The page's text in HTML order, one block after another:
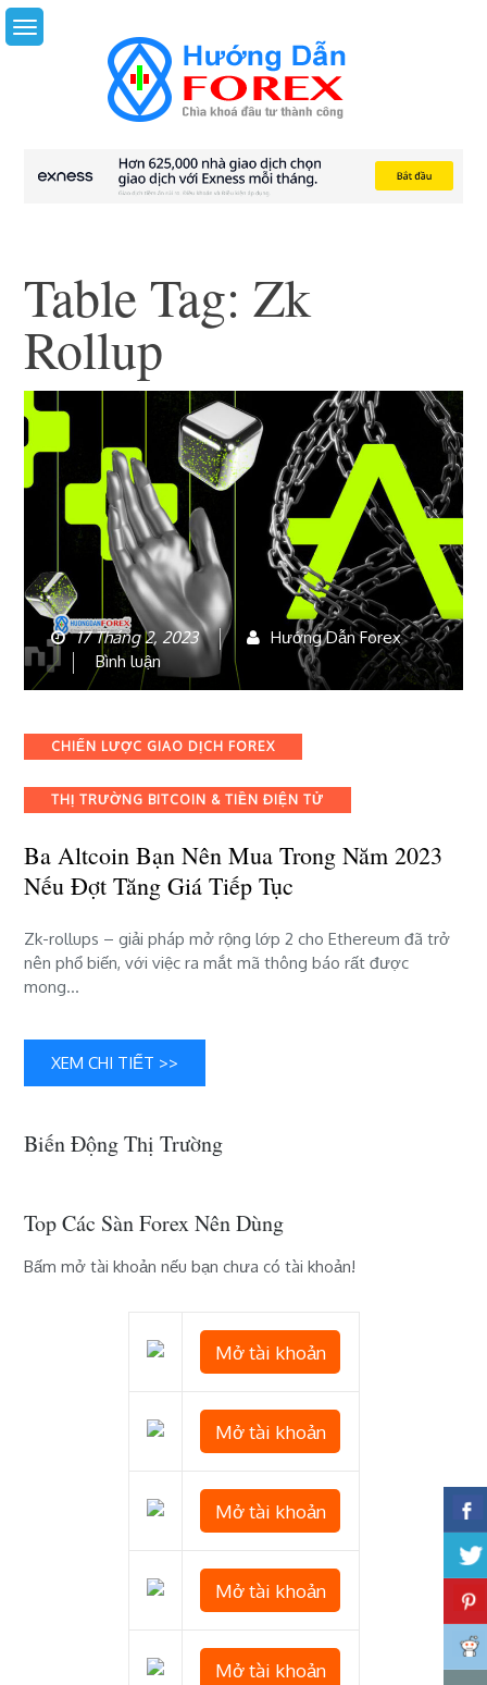
Skip
to
Table Tag:Zk
Rollup
17 Tháng 2, 2023
Hướng Dẫn Forex
Bình luận
altcoin
bạn
mua
năm
2023
nếu
tăng
giá
Categories
CHIẾN LƯỢC GIAO DỊCH FOREX
THỊ TRƯỜNG BITCOIN & TIỀN ĐIỆN TỬ
Ba Altcoin Bạn Nên Mua Trong Năm 2023
Nếu Đợt Tăng Giá Tiếp Tục
Zk-rollups – giải pháp mở rộng lớp 2 cho Ethereum đã trở
nên phổ biến, với việc ra mắt mã thông báo rất được
mong…
XEM CHI TIẾT >>
Biến Động Thị Trường
Top Các Sàn Forex Nên Dùng
Bấm mở tài khoản nếu bạn chưa có tài khoản!
Mở tài khoản
Mở tài khoản
Mở tài khoản
Mở tài khoản
Mở tài khoản